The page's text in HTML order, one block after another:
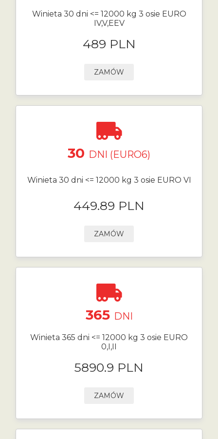
Winieta 30 dni <= 12000 kg 3 osie EURO
IV,V,EEV
489 PLN
ZAMÓW
30 DNI (EURO6)
Winieta 30 dni <= 12000 kg 3 osie EURO VI
449.89 PLN
ZAMÓW
365 DNI
Winieta 365 dni <= 12000 kg 3 osie EURO
0,I,II
5890.9 PLN
ZAMÓW